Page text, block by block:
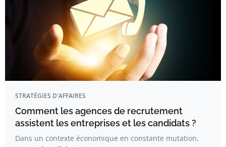
STRATÉGIES D'AFFAIRES
Comment les agences de recrutement
assistent les entreprises et les candidats ?
Dans un contexte économique en constante mutation,